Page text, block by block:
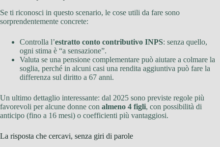
Se ti riconosci in questo scenario, le cose utili da fare sono
sorprendentemente concrete:
Controlla l’estratto conto contributivo INPS: senza quello,
ogni stima è “a sensazione”.
Valuta se una pensione complementare può aiutare a colmare la
soglia, perché in alcuni casi una rendita aggiuntiva può fare la
differenza sul diritto a 67 anni.
Un ultimo dettaglio interessante: dal 2025 sono previste regole più
favorevoli per alcune donne con almeno 4 figli, con possibilità di
anticipo (fino a 16 mesi) o coefficienti più vantaggiosi.
La risposta che cercavi, senza giri di parole